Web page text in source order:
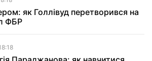
як Голлівуд перетворився на
ФБР